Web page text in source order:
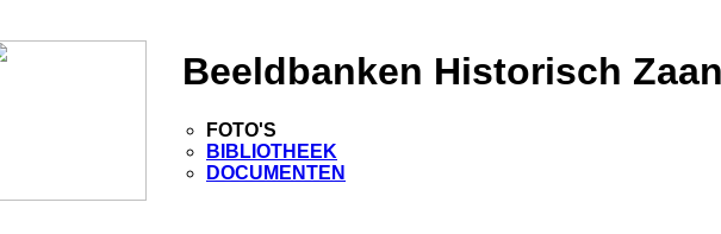
Beeldbanken Historisch
FOTO'S
BIBLIOTHEEK
DOCUMENTEN